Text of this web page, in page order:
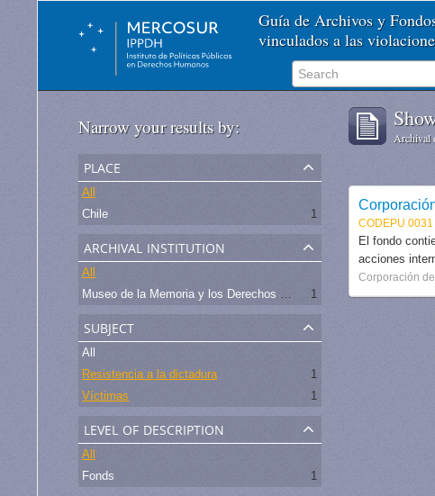
Guía de Archivos y
vinculados a las
Narrow your results by:
place
All
Chile
1
archival institution
All
Museo de la Memoria y los Derechos Humanos - Chile
1
subject
All
Resistencia a la dictadura
1
Víctimas
1
level of description
All
Fonds
1
Archival
CODEPU 0031
El fondo
acciones
Corporación